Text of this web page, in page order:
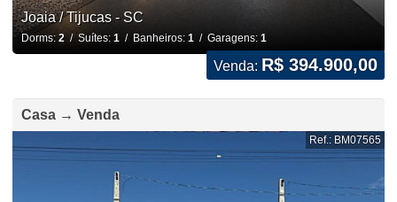
Joaia / Tijucas - SC
Dorms: 2/ Suítes: 1/ Banheiros: 1/ Garagens: 1
Venda: R$ 394.900,00
Casa → Venda
Ref.: BM07565